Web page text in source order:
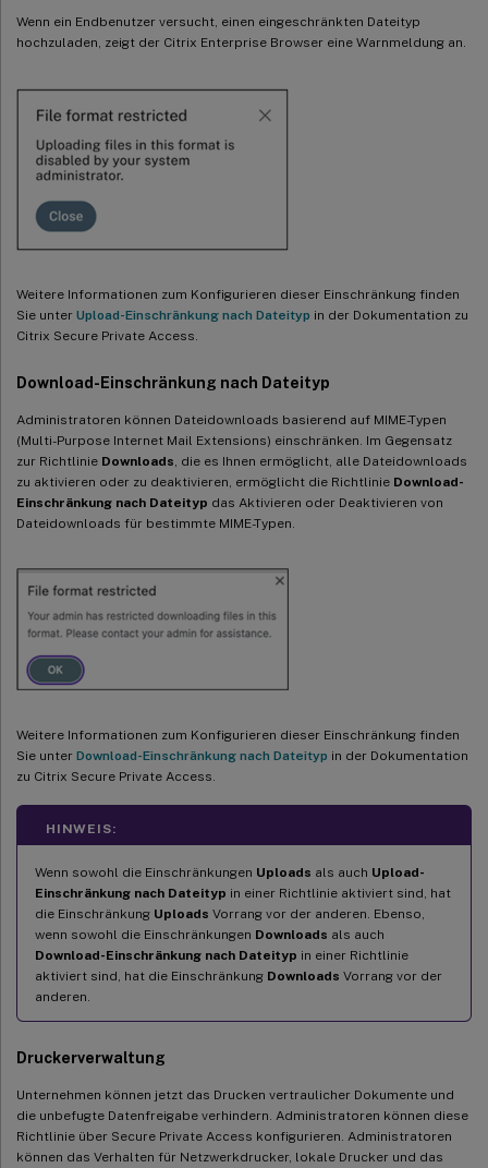
Wenn ein Endbenutzer versucht, einen eingeschränkten Dateityp
hochzuladen, zeigt der Citrix Enterprise Browser eine Warnmeldung an.
Weitere Informationen zum Konfigurieren dieser Einschränkung finden
Sie unter Upload-Einschränkung nach Dateityp in der Dokumentation zu
Citrix Secure Private Access.
Download-Einschränkung nach Dateityp
Administratoren können Dateidownloads basierend auf MIME-Typen
(Multi-Purpose Internet Mail Extensions) einschränken. Im Gegensatz
zur Richtlinie Downloads, die es Ihnen ermöglicht, alle Dateidownloads
zu aktivieren oder zu deaktivieren, ermöglicht die Richtlinie Download-
Einschränkung nach Dateityp das Aktivieren oder Deaktivieren von
Dateidownloads für bestimmte MIME-Typen.
Weitere Informationen zum Konfigurieren dieser Einschränkung finden
Sie unter Download-Einschränkung nach Dateityp in der Dokumentation
zu Citrix Secure Private Access.
HINWEIS:
Wenn sowohl die Einschränkungen Uploads als auch Upload-
Einschränkung nach Dateityp in einer Richtlinie aktiviert sind, hat
die Einschränkung Uploads Vorrang vor der anderen. Ebenso,
wenn sowohl die Einschränkungen Downloads als auch
Download-Einschränkung nach Dateityp in einer Richtlinie
aktiviert sind, hat die Einschränkung Downloads Vorrang vor der
anderen.
Druckerverwaltung
Unternehmen können jetzt das Drucken vertraulicher Dokumente und
die unbefugte Datenfreigabe verhindern. Administratoren können diese
Richtlinie über Secure Private Access konfigurieren. Administratoren
können das Verhalten für Netzwerkdrucker, lokale Drucker und das